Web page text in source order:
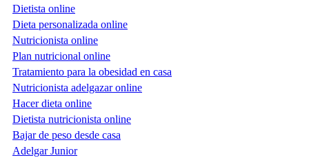
Dietista online
Dieta personalizada online
Nutricionista online
Plan nutricional online
Tratamiento para la obesidad en casa
Nutricionista adelgazar online
Hacer dieta online
Dietista nutricionista online
Bajar de peso desde casa
Adelgar Junior